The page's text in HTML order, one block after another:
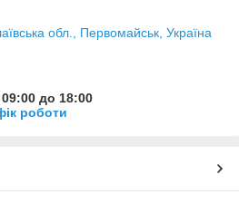
обл., Первомайськ, Україна
до 18:00
роботи